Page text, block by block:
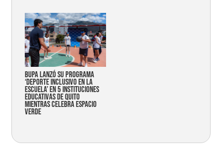
Bupa lanzó su programa
‘Deporte Inclusivo en la
Escuela’ en 5 instituciones
educativas de Quito
mientras celebra espacio
verde